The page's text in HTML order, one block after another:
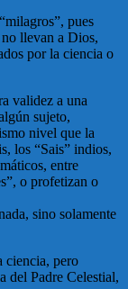
pues
llevan a Dios,
por la ciencia o
validez a una
sujeto,
nivel que la
los “Sais” indios,
entre
o profetizan o
sino solamente
ciencia, pero
del Padre Celestial,